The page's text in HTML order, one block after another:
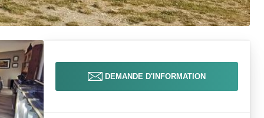
DEMANDE D'INFORMATION